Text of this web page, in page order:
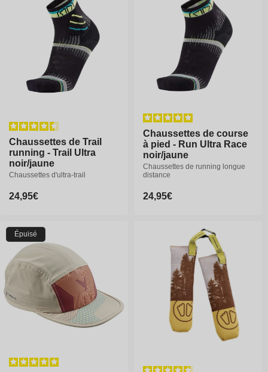
Chaussettes de Trail
running - Trail Ultra
noir/jaune
Chaussettes d'ultra-trail
Prix
24,95€
Chaussettes de Trail
running - Trail Ultra
noir/jaune
Chaussettes d'ultra-trail
Prix
24,95€
35-36 37-38
39-40
42-43
44-46
Chaussettes de course
à pied - Run Ultra Race
noir/jaune
Chaussettes de running longue
distance
Prix
24,95€
Chaussettes de course
à pied - Run Ultra Race
noir/jaune
Chaussettes de running longue
distance
Prix
24,95€
37-38
39-40
42-43
44-46
Épuisé